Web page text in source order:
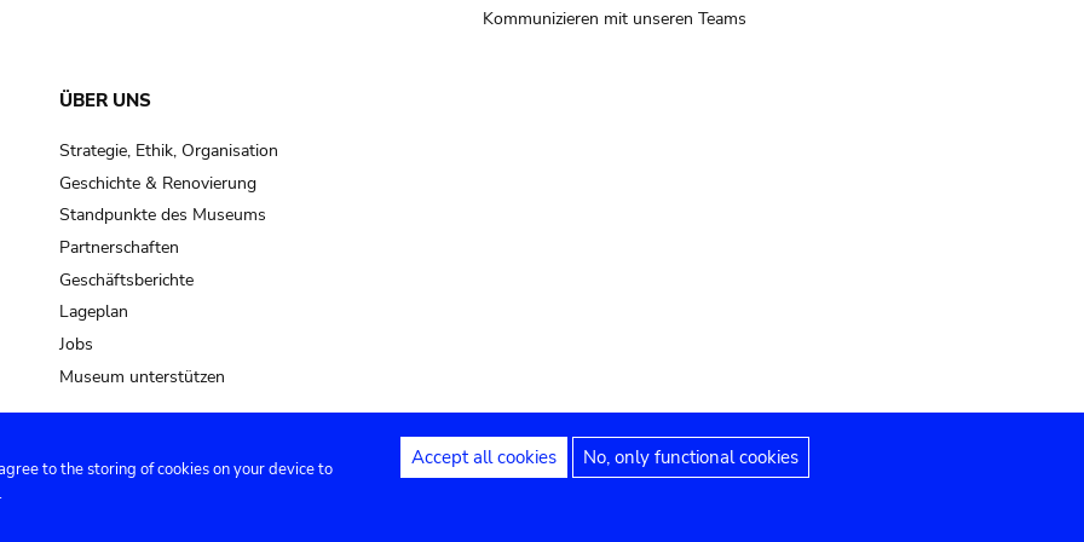
Kommunizieren mit unseren Teams
ÜBER UNS
Strategie, Ethik, Organisation
Geschichte & Renovierung
Standpunkte des Museums
Partnerschaften
Geschäftsberichte
Lageplan
Jobs
Museum unterstützen
Privacy settings Rechtliche Hinweise Erklärung zur Barrierefreiheit
to the storing of cookies on your device to
Accept all cookies No, only functional cookies